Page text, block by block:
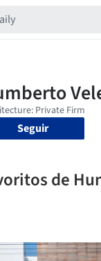
Seguir
de